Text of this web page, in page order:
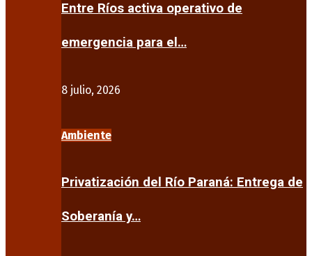
Entre Ríos activa operativo de
emergencia para el…
8 julio, 2026
Ambiente
Privatización del Río Paraná: Entrega de
Soberanía y…